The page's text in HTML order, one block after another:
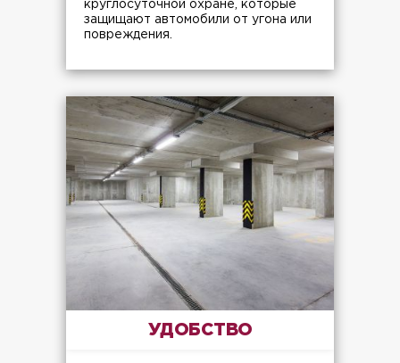
круглосуточной охране, которые
защищают автомобили от угона или
повреждения.
УДОБСТВО